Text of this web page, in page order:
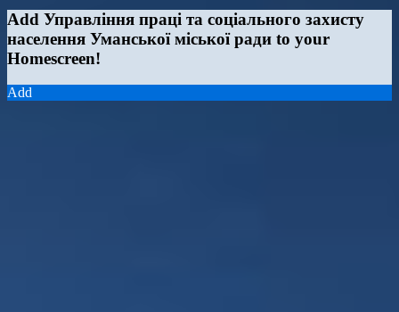
Add Управління праці та соціального захисту
населення Уманської міської ради to your
Homescreen!
Add